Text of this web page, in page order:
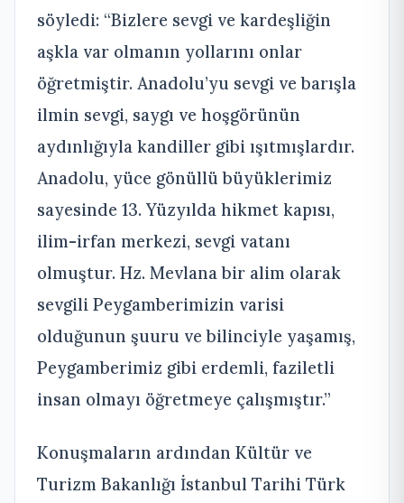
söyledi: “Bizlere sevgi ve kardeşliğin
aşkla var olmanın yollarını onlar
öğretmiştir. Anadolu’yu sevgi ve barışla
ilmin sevgi, saygı ve hoşgörünün
aydınlığıyla kandiller gibi ışıtmışlardır.
Anadolu, yüce gönüllü büyüklerimiz
sayesinde 13. Yüzyılda hikmet kapısı,
ilim-irfan merkezi, sevgi vatanı
olmuştur. Hz. Mevlana bir alim olarak
sevgili Peygamberimizin varisi
olduğunun şuuru ve bilinciyle yaşamış,
Peygamberimiz gibi erdemli, faziletli
insan olmayı öğretmeye çalışmıştır.”
Konuşmaların ardından Kültür ve
Turizm Bakanlığı İstanbul Tarihi Türk